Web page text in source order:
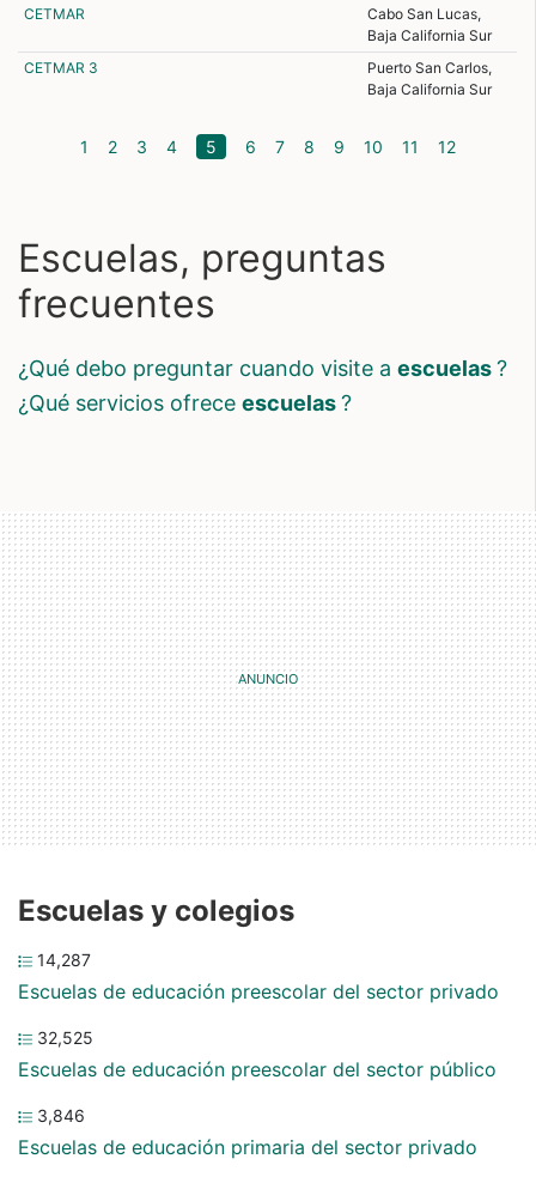
CETMAR
Cabo San Lucas,
Baja California Sur
CETMAR 3
Puerto San Carlos,
Baja California Sur
1 2 3 4 5(current)
6 7 8 9 10 11 12
Escuelas, preguntas
frecuentes
¿qué debo preguntar cuando visite a escuelas?
¿qué servicios ofrece escuelas?
Escuelas y colegios
14,287
Escuelas de educación preescolar del sector privado
32,525
Escuelas de educación preescolar del sector público
3,846
Escuelas de educación primaria del sector privado